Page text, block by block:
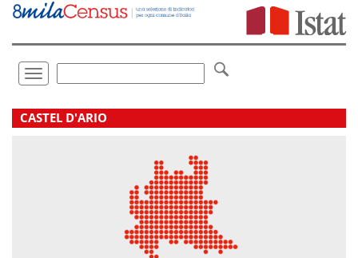
Vai
direttamente
Toggle
navigation
.
CASTEL D'ARIO